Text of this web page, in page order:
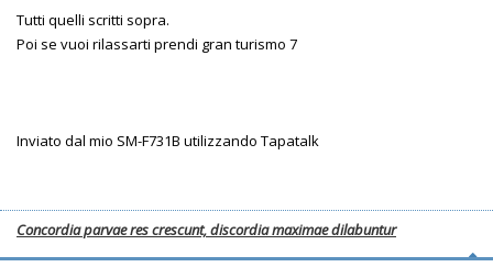
Tutti quelli scritti sopra.
Poi se vuoi rilassarti prendi gran turismo 7
Inviato dal mio SM-F731B utilizzando Tapatalk
Concordia parvae res crescunt, discordia maximae dilabuntur